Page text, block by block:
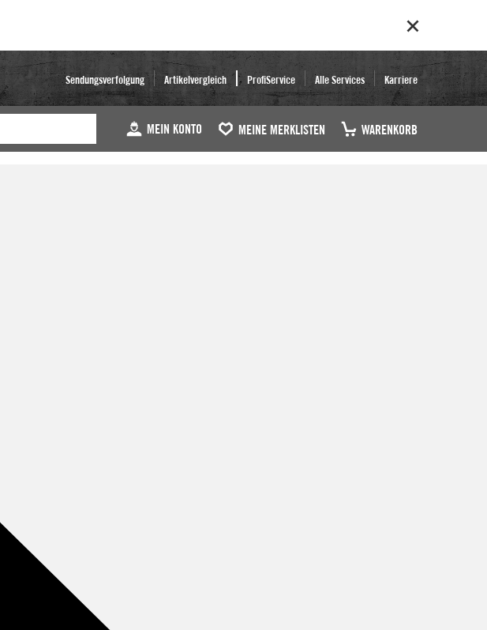
Sendungsverfolgung Artikelvergleich ProfiService Alle Services Karriere
MEIN KONTO MEINE MERKLISTEN WARENKORB